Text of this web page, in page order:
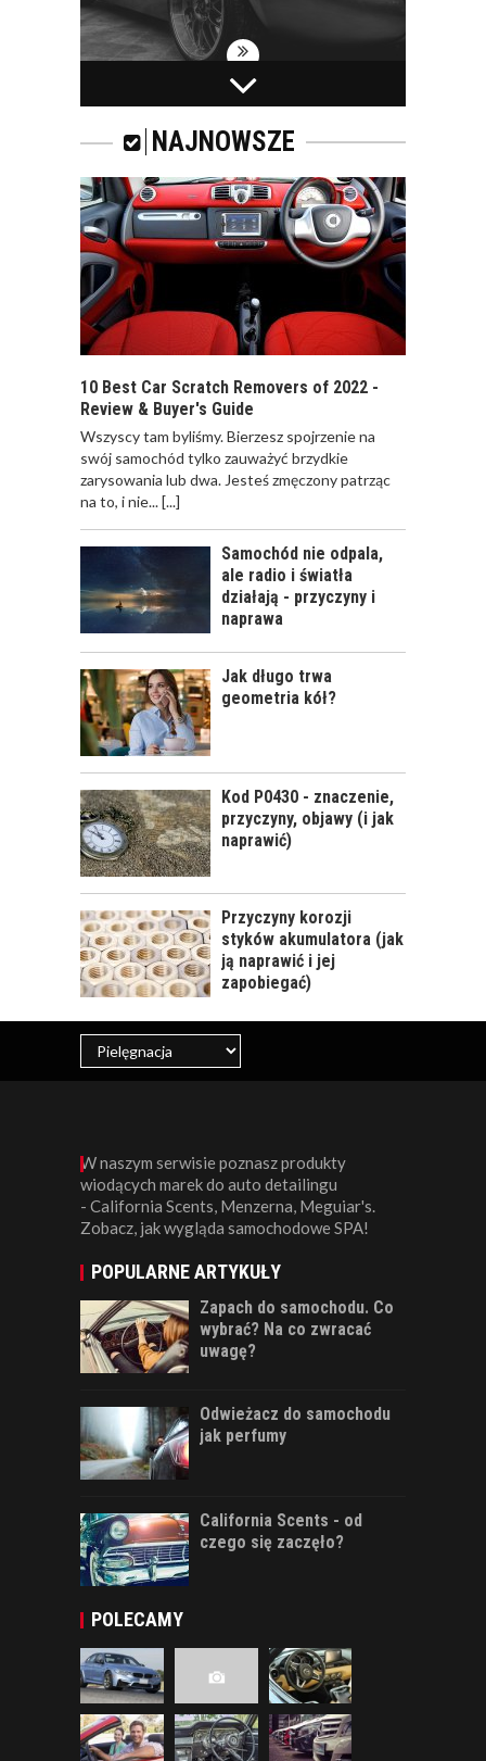
ZAPACH
SAMOCHODOWY -
JAKI WYBRAĆ?
ZAPACH DO
SAMOCHODU. CO
WYBRAĆ? NA CO
ZWRACAĆ UWAGĘ?
ODWIEŻACZ DO
SAMOCHODU JAK
PERFUMY
CALIFORNIA SCENTS
- OD CZEGO SIĘ
ZACZĘŁO?
KOSMETYKI
SAMOCHODOWE -
JAKIE WYBIERAĆ? CZ.
NAJNOWSZE
10 Best Car Scratch Removers of 2022 -
Review & Buyer's Guide
Wszyscy tam byliśmy. Bierzesz spojrzenie na
swój samochód tylko zauważyć brzydkie
zarysowania lub dwa. Jesteś zmęczony patrząc
na to, i nie...[...]
Samochód nie odpala,
ale radio i światła
działają - przyczyny i
naprawa
Jak długo trwa
geometria kół?
Kod P0430 - znaczenie,
przyczyny, objawy (i jak
naprawić)
Przyczyny korozji
styków akumulatora (jak
ją naprawić i jej
zapobiegać)
W naszym serwisie poznasz produkty
wiodących marek do auto detailingu
- California Scents, Menzerna, Meguiar's.
Zobacz, jak wygląda samochodowe SPA!
POPULARNE ARTYKUŁY
Zapach do samochodu. Co
wybrać? Na co zwracać
uwagę?
Odwieżacz do samochodu
jak perfumy
California Scents - od
czego się zaczęło?
POLECAMY